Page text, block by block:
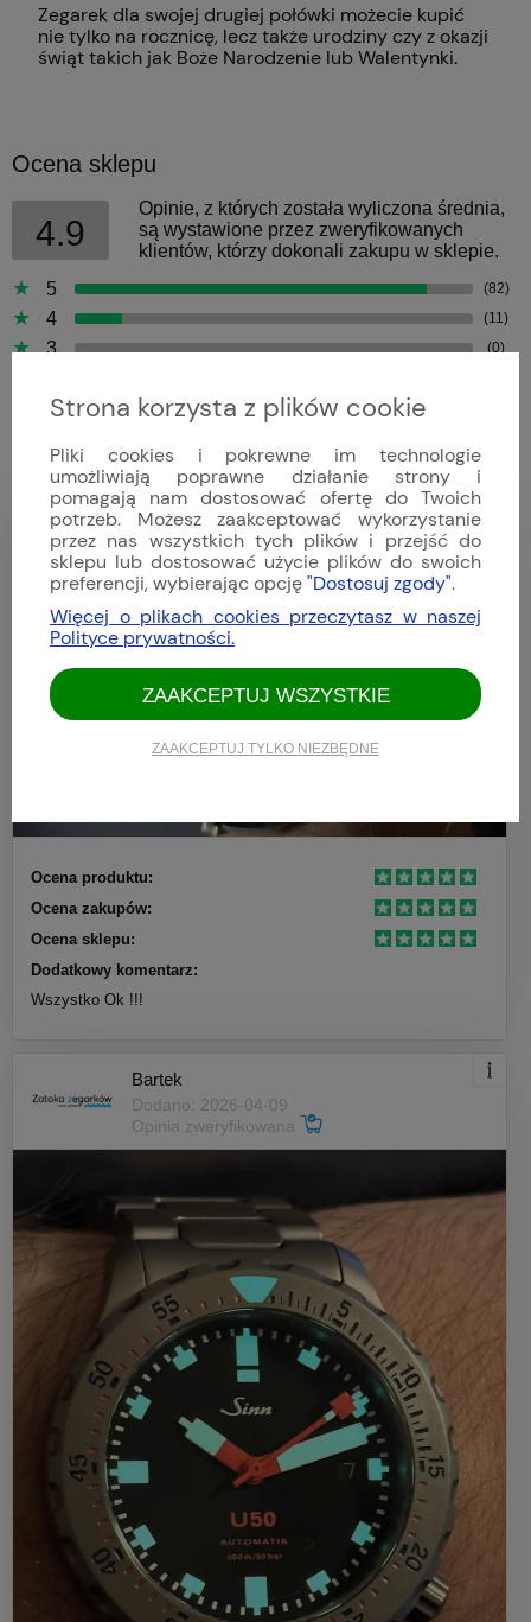
Zegarek dla swojej drugiej połówki możecie kupić
nie tylko na rocznicę, lecz także urodziny czy z okazji
świąt takich jak Boże Narodzenie lub Walentynki.
Ocena sklepu
4.9
Opinie, z których została wyliczona średnia,
są wystawione przez zweryfikowanych
klientów, którzy dokonali zakupu w sklepie.
5
(82)
4 (11)
3 (0)
1
Tom
Dodano: 2026-08-08
Opinia zweryfikowana
Ocena produktu:
Ocena zakupów:
Ocena sklepu:
Dodatkowy komentarz:
Wszystko Ok !!!
Bartek
Dodano: 2026-04-09
Opinia zweryfikowana
Strona korzysta z plików cookie
Pliki cookies i pokrewne im technologie
umożliwiają poprawne działanie strony i
pomagają nam dostosować ofertę do Twoich
potrzeb. Możesz zaakceptować wykorzystanie
przez nas wszystkich tych plików i przejść do
sklepu lub dostosować użycie plików do swoich
preferencji, wybierając opcję"Dostosuj zgody".
Więcej o plikach cookies przeczytasz w naszej
Polityce prywatności.
ZAAKCEPTUJ TYLKO NIEZBĘDNE
ZAAKCEPTUJ WSZYSTKIE